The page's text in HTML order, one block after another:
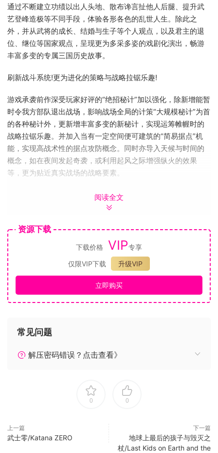
通过不断建立功绩以出人头地、散布谗言扯他人后腿、提升武
艺登峰造极等不同手段，体验各形各色的乱世人生。除此之
外，并从武将的成长、结婚与生子等个人观点，以及君主的退
位、继位等国家观点，呈现更为多采多姿的戏剧化演出，畅游
丰富多变的专属三国历史故事。
刷新战斗系统!更为进化的策略与战略拉锯乐趣!
游戏承袭前作深受玩家好评的“绝招秘计”加以强化，除新增能暂
时令我方部队退出战场，影响战场全局的计策“大规模秘计”为首
的各种秘计外，更新增丰富多变的新秘计，实现运筹帷幄时的
战略拉锯乐趣。并加入当有一定空间便可建筑的“简易据点”机
能，实现高战术性的据点攻防概念。同时亦导入天候与时间的
概念，如在夜间发起奇袭，或利用起风之际增强纵火的效果
等，更为贴近真实战场的战略要素。
创造出一切!自由度飞跃性提升的编辑系统!
别编辑轮廓、纹路、鬍鬚等要素，以及新防具配件与配色变化
等，也大幅强化个别武将的编辑功能。附带一提，也新增依双
亲武将外貌，自动生成子女面貌的功能。其他也有像是也能编
辑自军军马、军旗、军团等项目，编织出自创风格更为强烈的
三国志世界。
通过网路连线机能享受没有边界的“帝国”世界
剧情故事等资料上传/下载与其他玩家共享。当然，也可通过网
线合作乐趣的“免费共斗版”，来炒热连线共斗气氛。此外，还将
国』的“编辑体验版”，供玩家抢先一步体验更为进化的编辑机能
阅读全文
资源下载
下载价格 VIP专享
仅限VIP下载
升级VIP
立即购买
常见问题
解压密码错误？点击查看》
0 0
上一篇
武士零/Katana ZERO
下一篇
地球上最后的孩子与毁灭之
杖/Last Kids on Earth and the